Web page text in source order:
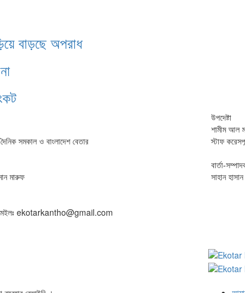
বাড়ছে অপরাধ
সমকাল ও বাংলাদেশ বেতার
উপদেষ্টা
শামীম আল
স্টাফ
মারুফ
বার্তা-
সাহান হাসান
ই-মেইলঃ ekotarkantho@gmail.com